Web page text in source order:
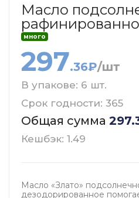
Масло
много
297.36₽/шт
В упакове: 6 шт.
Срок годности: 365
Общая сумма
Кешбэк: 1.49
Масло «Злато»
дезодорированное